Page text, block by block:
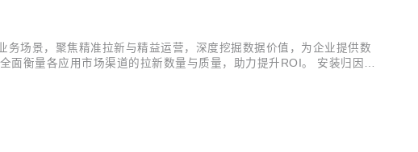
场景，聚焦精准拉新与精益运营，深度挖掘数据价值，为企业提供数
衡量各应用市场渠道的拉新数量与质量，助力提升ROI。 安装归因功